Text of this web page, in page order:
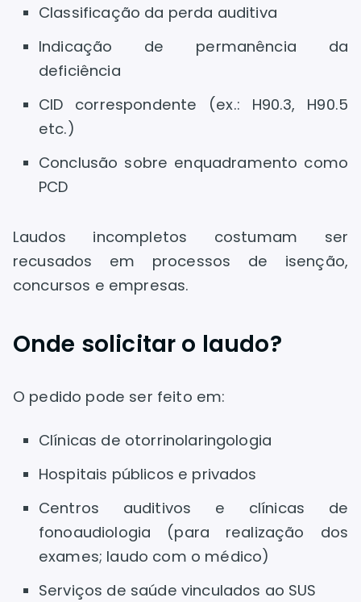
Classificação da perda auditiva
Indicação de permanência da
deficiência
CID correspondente (ex.: H90.3, H90.5
etc.)
Conclusão sobre enquadramento como
PCD
Laudos incompletos costumam ser
recusados em processos de isenção,
concursos e empresas.
Onde solicitar o laudo?
O pedido pode ser feito em:
Clínicas de otorrinolaringologia
Hospitais públicos e privados
Centros auditivos e clínicas de
fonoaudiologia (para realização dos
exames; laudo com o médico)
Serviços de saúde vinculados ao SUS